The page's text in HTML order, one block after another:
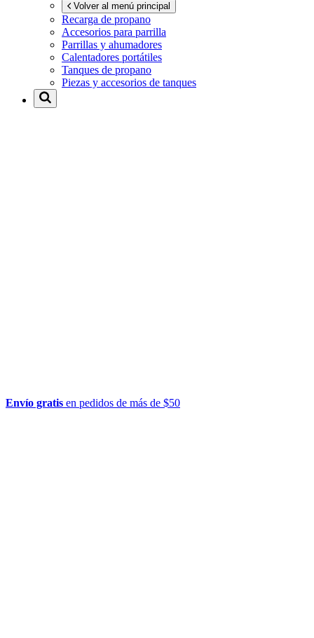
Volver al menú principal
Recarga de propano
Accesorios para parrilla
Parrillas y ahumadores
Calentadores portátiles
Tanques de propano
Piezas y accesorios de tanques
Envío gratis en pedidos de más de $50